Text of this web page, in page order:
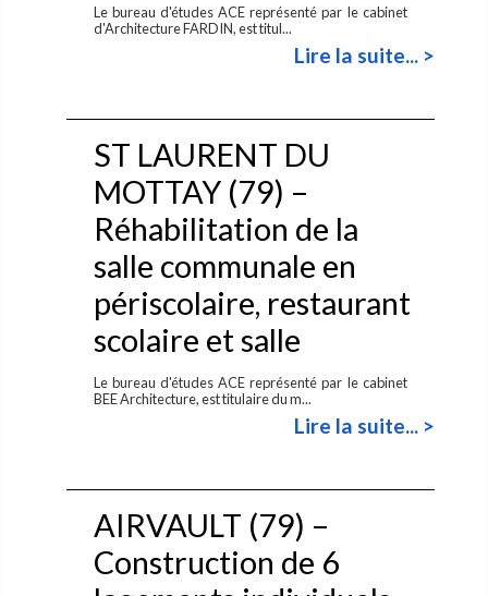
Le bureau d'études ACE représenté par le cabinet
d'Architecture FARDIN, est titul...
Lire la suite... >
ST LAURENT DU
MOTTAY (79) –
Réhabilitation de la
salle communale en
périscolaire, restaurant
scolaire et salle
Le bureau d'études ACE représenté par le cabinet
BEE Architecture, est titulaire du m...
Lire la suite... >
AIRVAULT (79) –
Construction de 6